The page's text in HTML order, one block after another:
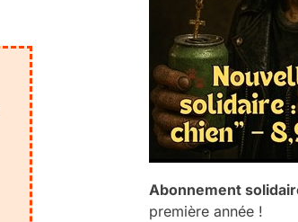
Abonnement
première année !